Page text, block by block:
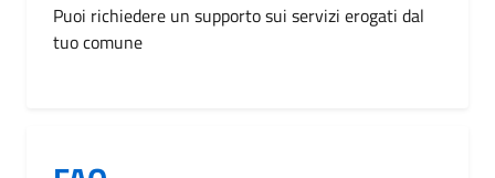
Puoi richiedere un supporto sui servizi erogati dal
tuo comune